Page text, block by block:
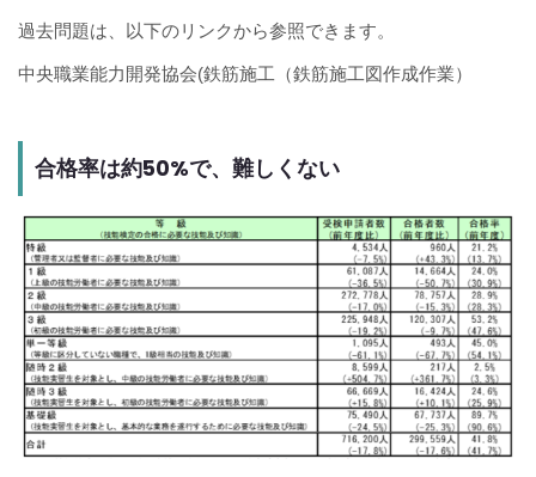
過去問題は、以下のリンクから参照できます。
中央職業能力開発協会(鉄筋施工（鉄筋施工図作成作業）
合格率は約50%で、難しくない